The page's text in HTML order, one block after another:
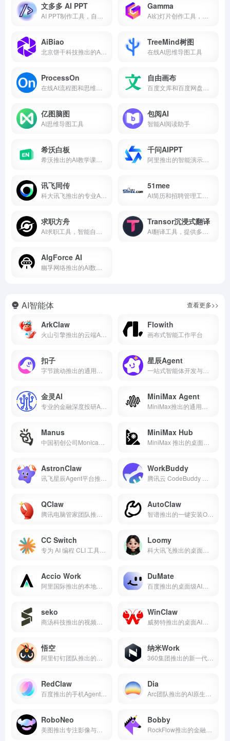
文多多 AI PPT
AI PPT制作工具，自动匹配合适的图片
Gamma
AI幻灯片创作工具，自动解析内容生成完整幻灯片
AiBiao
北京饼干科技推出的AI文生图表工具
TreeMind树图
在线AI思维导图工具
ProcessOn
在线AI流程图和思维导图制作工具
自由画布
百度文库和百度网盘联合推出的多模态AI创作平台
亿图脑图
AI思维导图工具
包阅AI
智能AI阅读助手
希沃白板
希沃推出的AI教学课件制作工具
千问AIPPT
阿里推出的智能演示文稿生成器
讯飞同传
科大讯飞推出的专业AI同声传译平台
51mee
AI简历和招聘管理工具，智能搜索与去重
求职方舟
AI求职工具，智能自动记忆填写
Transor沉浸式翻译
AI翻译工具，提供多场景实时翻译服务
AlgForce AI
幽孚网络推出的AI数据分析服务平台
AI智能体 查看更多>>
ArkClaw
火山引擎推出的云端AI智能伙伴
Flowith
画布式智能工作平台
扣子
字节跳动推出的通用型AI智能体
星辰Agent
一站式智能体开发与部署平台
金灵AI
专业的金融深度投研AI Agent
MiniMax Agent
MiniMax推出的通用型AI Agent
Manus
中国初创公司Monica推出的全球首款通用AI Agent
MiniMax Hub
MiniMax 推出的桌面端 AI 创意工作站
AstronClaw
讯飞星辰Agent平台推出的云端AI助手
WorkBuddy
腾讯云 CodeBuddy 团队推出的全场景 AI 办公智能体
QClaw
腾讯电脑管家团队推出的本地AI智能体
AutoClaw
智谱推出的一键安装OpenClaw工具
CC Switch
专为 AI 编程 CLI 工具开源的跨平台桌面配置管理工具
Loomy
科大讯飞推出的桌面端AI智能助理
Accio Work
阿里国际推出的本地优先桌面级AI智能体平台
DuMate
百度推出的桌面级AI智能体
seko
商汤科技推出的视频一体化创作 Agent
WinClaw
威努特推出的桌面AI助手
悟空
阿里钉钉团队推出的全球首个企业级AI原生工作平台
纳米Work
360集团推出的新一代企业级AI智能体工作平台
RedClaw
百度推出的手机Agent应用
Dia
Arc团队推出的AI原生浏览器
RoboNeo
美图推出专注影像与设计的AI智能体
Bobby
RockFlow推出的金融AI Agent